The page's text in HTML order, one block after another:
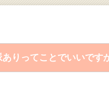
りってことでいいです